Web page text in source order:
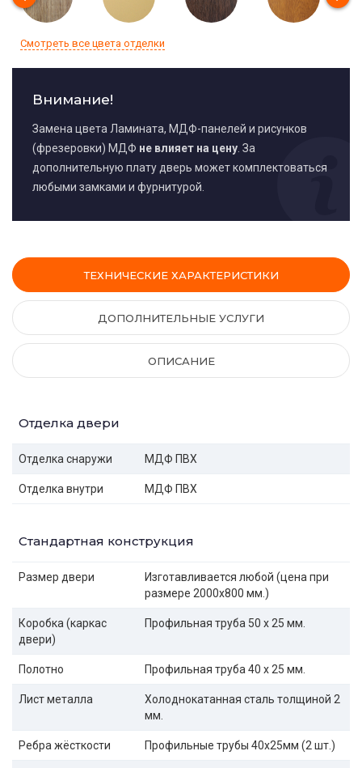
Смотреть все цвета отделки
Внимание!
Замена цвета Ламината, МДФ-панелей и рисунков
(фрезеровки) МДФ не влияет на цену . За
дополнительную плату дверь может комплектоваться
любыми замками и фурнитурой.
ТЕХНИЧЕСКИЕ ХАРАКТЕРИСТИКИ
ДОПОЛНИТЕЛЬНЫЕ УСЛУГИ
ОПИСАНИЕ
Отделка двери
Отделка снаружи МДФ ПВХ
Отделка внутри МДФ ПВХ
Стандартная конструкция
Размер двери
Изготавливается любой (цена при
размере 2000x800 мм.)
Коробка (каркас
двери)
Профильная труба 50 х 25 мм.
Полотно Профильная труба 40 х 25 мм.
Лист металла
Холоднокатанная сталь толщиной 2
мм.
Ребра жёсткости Профильные трубы 40х25мм (2 шт.)